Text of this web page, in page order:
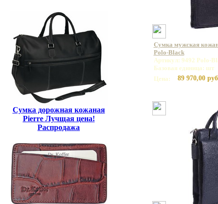
Сумка дорожная кожаная
Pierre Лучщая цена!
Распродажа
Сумка мужская
Polo-Black
Артикул: 9492 Polo-
Базовая единица: шт
Цена:
89 970,00